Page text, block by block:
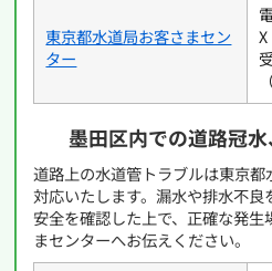
東京都水道局お客さまセン
ター
墨田区内での道路冠
道路上の水道管トラブルは東京
対応いたします。漏水や排水不
安全を確認した上で、正確な発
まセンターへお伝えください。